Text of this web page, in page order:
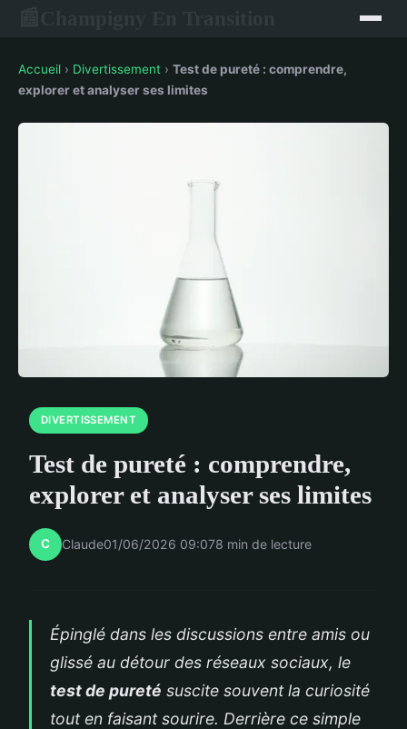
Accueil › Divertissement › Test de pureté : comprendre,
explorer et analyser ses limites
DIVERTISSEMENT
Test de pureté : comprendre,
explorer et analyser ses limites
C Claude01/06/2026 09:078 min de lecture
Épinglé dans les discussions entre amis ou
glissé au détour des réseaux sociaux, le
test de pureté suscite souvent la curiosité
tout en faisant sourire. Derrière ce simple